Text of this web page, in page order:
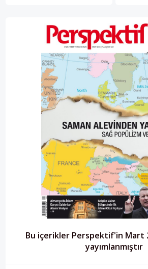
Bu içerikler Perspektif'in Mart
yayımlanmıştır